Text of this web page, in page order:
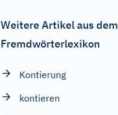
Weitere Artikel aus
Fremdwörterlexikon
Kontierung
kontieren